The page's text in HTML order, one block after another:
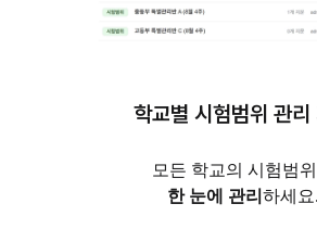
학교별 시험범위 관리
모든 학교의 시험범
한 눈에 관리 하세요.